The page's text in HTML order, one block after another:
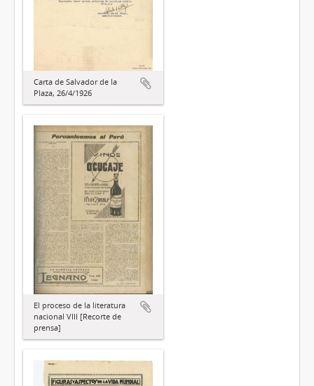
Carta de Salvador de la
Plaza, 26/4/1926
El proceso de la literatura
nacional VIII [Recorte de
prensa]